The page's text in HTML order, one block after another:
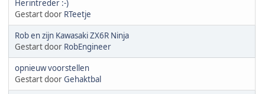
Herintreder :-)
Gestart door RTeetje
Rob en zijn Kawasaki ZX6R Ninja
Gestart door RobEngineer
opnieuw voorstellen
Gestart doorGehaktbal